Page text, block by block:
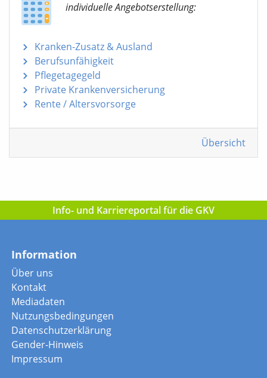
individuelle Angebotserstellung:
Kranken-Zusatz & Ausland
Berufsunfähigkeit
Pflegetagegeld
Private Krankenversicherung
Rente / Altersvorsorge
Übersicht
Info- und Karriereportal für die GKV
Information
Über uns
Kontakt
Mediadaten
Nutzungsbedingungen
Datenschutzerklärung
Gender-Hinweis
Impressum